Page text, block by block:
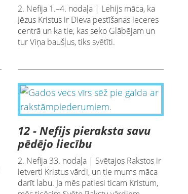
2. Nefija 1.–4. nodaļa | Lehijs māca, ka
Jēzus Kristus ir Dieva pestīšanas ieceres
centrā un ka tie, kas seko Glābējam un
tur Viņa baušļus, tiks svētīti.
12 - Nefijs pieraksta savu
pēdējo liecību
2. Nefija 33. nodaļa | Svētajos Rakstos ir
ietverti Kristus vārdi, un tie mums māca
darīt labu. Ja mēs patiesi ticam Kristum,